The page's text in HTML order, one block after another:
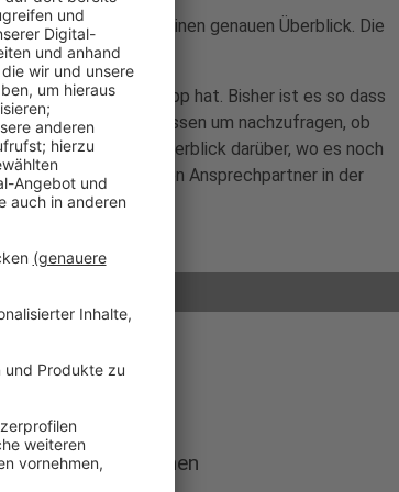
zum ersten Mal einen genauen Überblick. Die
entwickelt.
das eine solche App hat. Bisher ist es so dass
abtelefonieren müssen um nachzufragen, ob
ab sofort einen Überblick darüber, wo es noch
der zuständigen Ansprechpartner in der
stellt neue App vor
zum Mitmachen